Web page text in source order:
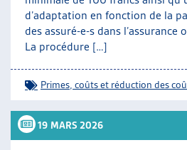
d’adaptation en fonction de la
des assuré-e-s dans l’assurance
La procédure […]
Primes, coûts et réduction des
19 MARS 2026